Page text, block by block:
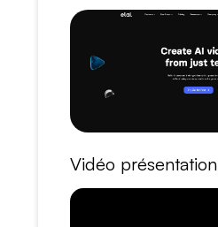
Vidéo présentation